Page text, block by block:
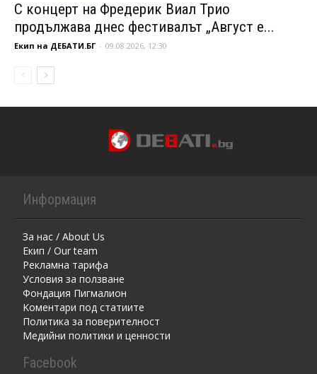
С концерт на Фредерик Виал Трио
продължава днес фестивалът „Август е...
Екип на ДЕБАТИ.БГ - 09.08.2026, 12:30
Информация
За нас / About Us
Екип / Our team
Рекламна тарифа
Условия за ползване
Фондация Пигмалион
Kоментaри под статиите
Политика за поверителност
Медийни политики и ценности
Facebook